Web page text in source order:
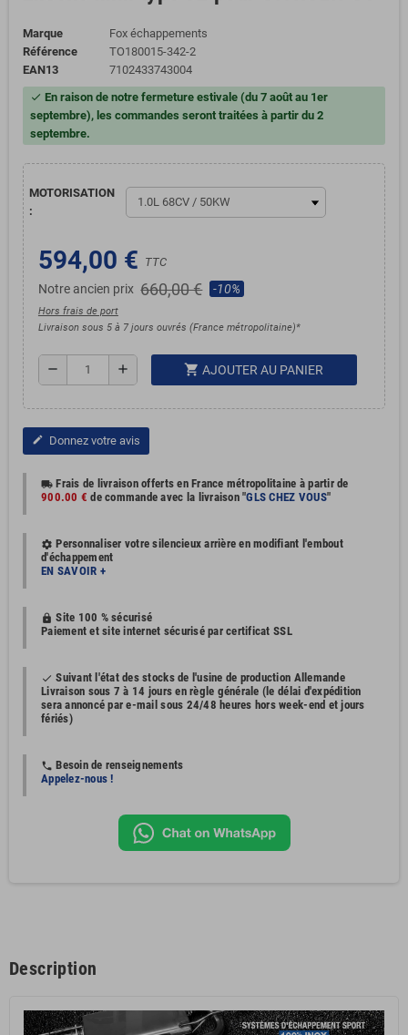
Marque
Fox échappements
Référence
TO180015-342-2
EAN13
7102433743004
check En raison de notre fermeture estivale (du 7 août au 1er
septembre), les commandes seront traitées à partir du 2
septembre.
MOTORISATION
:
594,00 € TTC
Notre ancien prix 660,00 € -10%
Hors frais de port
Livraison sous 5 à 7 jours ouvrés (France métropolitaine)*
remove add shopping_cart AJOUTER AU PANIER
edit Donnez votre avis
local_shipping Frais de livraison offerts en France métropolitaine à partir de
900.00 € de commande avec la livraison "GLS CHEZ VOUS"
settings Personnaliser votre silencieux arrière en modifiant l'embout
d'échappement
EN SAVOIR +
https Site 100 % sécurisé
Paiement et site internet sécurisé par certificat SSL
done Suivant l'état des stocks de l'usine de production Allemande
Livraison sous 7 à 14 jours en règle générale (le délai d'expédition
sera annoncé par e-mail sous 24/48 heures hors week-end et jours
fériés)
phone Besoin de renseignements
Appelez-nous !
Description